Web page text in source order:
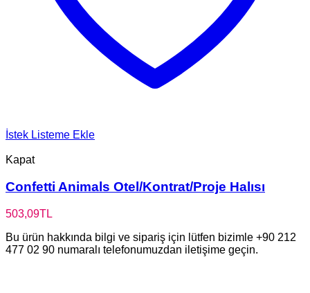
İstek Listeme Ekle
Kapat
Confetti Animals Otel/Kontrat/Proje Halısı
503,09TL
Bu ürün hakkında bilgi ve sipariş için lütfen bizimle +90 212
477 02 90 numaralı telefonumuzdan iletişime geçin.